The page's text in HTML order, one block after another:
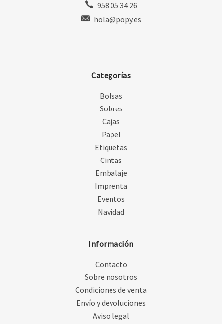
958 05 34 26
hola@popy.es
Categorías
Bolsas
Sobres
Cajas
Papel
Etiquetas
Cintas
Embalaje
Imprenta
Eventos
Navidad
Información
Contacto
Sobre nosotros
Condiciones de venta
Envío y devoluciones
Aviso legal